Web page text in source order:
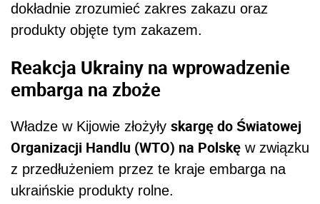
dokładnie zrozumieć zakres zakazu oraz
produkty objęte tym zakazem.
Reakcja Ukrainy na wprowadzenie
embarga na zboże
Władze w Kijowie złożyły skargę do Światowej
Organizacji Handlu (WTO) na Polskę w związku
z przedłużeniem przez te kraje embarga na
ukraińskie produkty rolne.